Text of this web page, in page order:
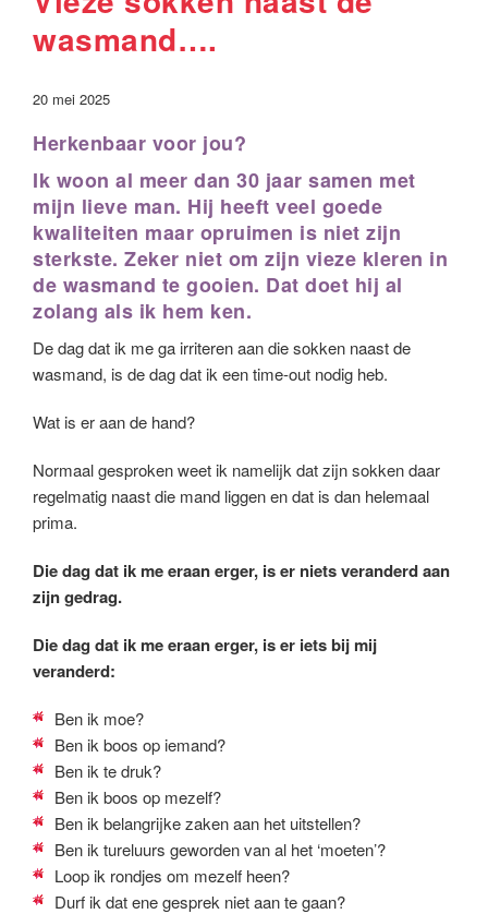
wasmand….
20 mei 2025
Herkenbaar voor jou?
Ik woon al meer dan 30 jaar samen met
mijn lieve man. Hij heeft veel goede
kwaliteiten maar opruimen is niet zijn
sterkste. Zeker niet om zijn vieze kleren in
de wasmand te gooien. Dat doet hij al
zolang als ik hem ken.
De dag dat ik me ga irriteren aan die sokken naast de
wasmand, is de dag dat ik een time-out nodig heb.
Wat is er aan de hand?
Normaal gesproken weet ik namelijk dat zijn sokken daar
regelmatig naast die mand liggen en dat is dan helemaal
prima.
Die dag dat ik me eraan erger, is er niets veranderd aan
zijn gedrag.
Die dag dat ik me eraan erger, is er iets bij mij
veranderd:
Ben ik moe?
Ben ik boos op iemand?
Ben ik te druk?
Ben ik boos op mezelf?
Ben ik belangrijke zaken aan het uitstellen?
Ben ik tureluurs geworden van al het ‘moeten’?
Loop ik rondjes om mezelf heen?
Durf ik dat ene gesprek niet aan te gaan?